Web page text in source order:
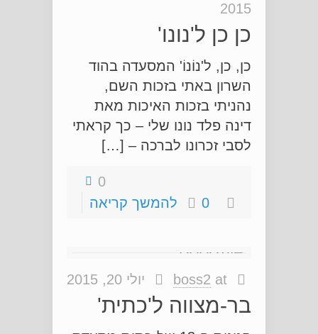
2015
כן כן ל'נונו'
כן, כן, ל'נוֹנוֹ' המסעדה בהוד
השרון באתי בזכות השם,
נהניתי בזכות האיכות מאת
דינה פלד נונו שלי – כך קראתי
לסבי זכרונו לברכה – […]
0
0
להמשך קריאה
boss2 at יולי 20, 2015
בר-מצווה ל'כתית'